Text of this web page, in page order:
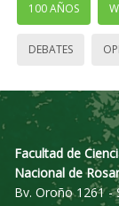
100 AÑOS
DEBATES
Facultad de
Nacional de
Bv. Oroño 1261 -